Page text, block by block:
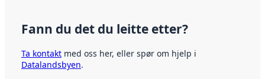
Fann du det du leitte etter?
Ta kontakt med oss her, eller spør om hjelp i
Datalandsbyen.